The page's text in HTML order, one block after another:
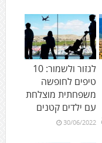
לגזור ולשמור: 10
טיפים לחופשה
משפחתית מוצלחת
עם ילדים קטנים
30/06/2022